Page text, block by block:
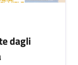
dagli